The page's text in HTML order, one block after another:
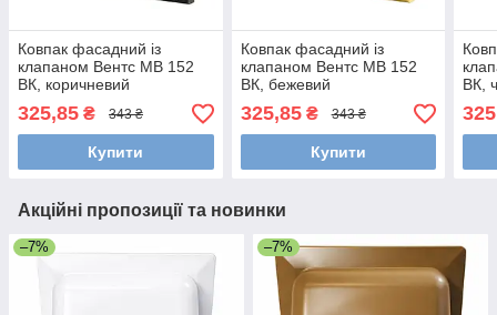
Ковпак фасадний із
клапаном Вентс МВ 152
ВК, коричневий
325,85 ₴ 343 ₴
Купити
Ковпак фасадний із
клапаном Вентс МВ 152
ВК, бежевий
325,85₴ 343 ₴
Купити
ВК,
Акційні пропозиції та новинки
–7% –7%